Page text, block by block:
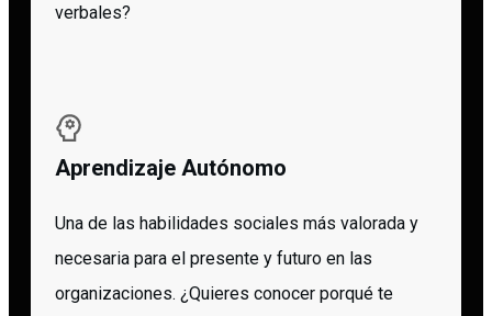
verbales?
Aprendizaje Autónomo
Una de las habilidades sociales más valorada y
necesaria para el presente y futuro en las
organizaciones. ¿Quieres conocer porqué te